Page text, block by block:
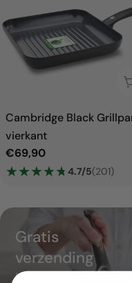
Cambridge Black
vierkant
Normale
prijs
€69,90
★
★★
★★
★★
★★
★ 4.7/5(201)
Gratis
verzending
bij een aankoop vanaf